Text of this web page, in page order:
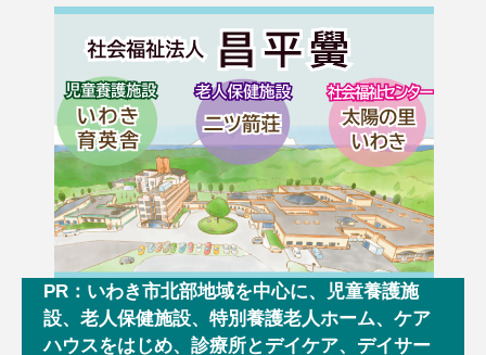
PR：いわき市北部地域を中心に、児童養護施
設、老人保健施設、特別養護老人ホーム、ケア
ハウスをはじめ、診療所とデイケア、デイサー